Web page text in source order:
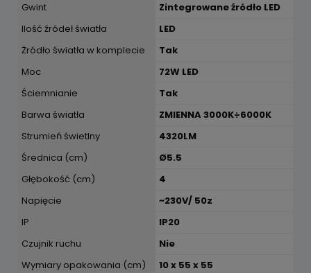
Gwint
Zintegrowane źródło LED
Ilość źródeł światła
LED
Żródło światła w komplecie
Tak
Moc
72W LED
Ściemnianie
Tak
Barwa światła
ZMIENNA 3000K÷6000K
Strumień świetlny
4320LM
Średnica (cm)
Ø5.5
Głębokość (cm)
4
Napięcie
~230V/ 50z
IP
IP20
Czujnik ruchu
Nie
Wymiary opakowania (cm)
10 x 55 x 55